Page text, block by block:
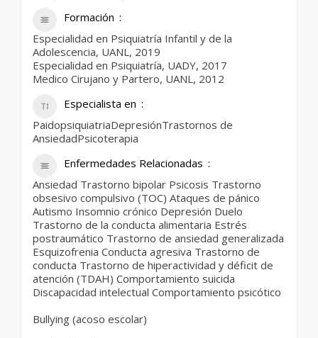
Formación
Especialidad en Psiquiatría Infantil y de la
Adolescencia, UANL, 2019
Especialidad en Psiquiatría, UADY, 2017
Medico Cirujano y Partero, UANL, 2012
Especialista en
PaidopsiquiatriaDepresiónTrastornos de
AnsiedadPsicoterapia
Enfermedades Relacionadas
Ansiedad Trastorno bipolar Psicosis Trastorno
obsesivo compulsivo (TOC) Ataques de pánico
Autismo Insomnio crónico Depresión Duelo
Trastorno de la conducta alimentaria Estrés
postraumático Trastorno de ansiedad generalizada
Esquizofrenia Conducta agresiva Trastorno de
conducta Trastorno de hiperactividad y déficit de
atención (TDAH) Comportamiento suicida
Discapacidad intelectual Comportamiento psicótico
Bullying (acoso escolar)